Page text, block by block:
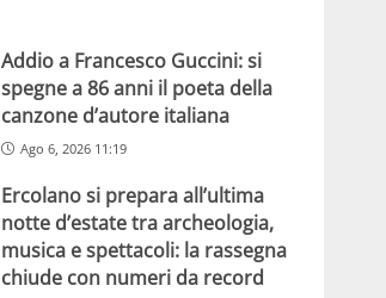
Addio a Francesco Guccini: si
spegne a 86 anni il poeta della
canzone d’autore italiana
Ago 6, 2026 11:19
Ercolano si prepara all’ultima
notte d’estate tra archeologia,
musica e spettacoli: la rassegna
chiude con numeri da record